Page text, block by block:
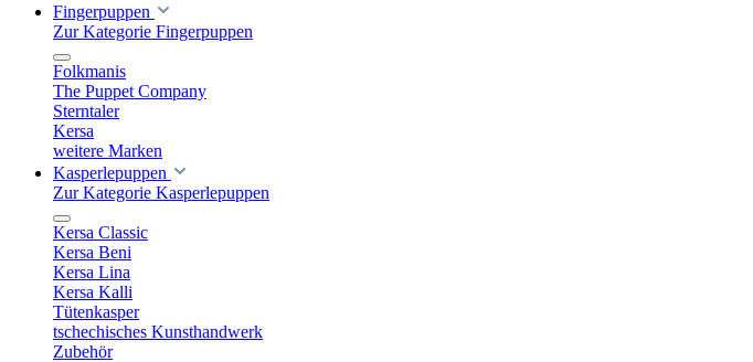
Fingerpuppen
Zur Kategorie Fingerpuppen
Folkmanis
The Puppet Company
Sterntaler
Kersa
weitere Marken
Kasperlepuppen
Zur Kategorie Kasperlepuppen
Kersa Classic
Kersa Beni
Kersa Lina
Kersa Kalli
Tütenkasper
tschechisches Kunsthandwerk
Zubehör